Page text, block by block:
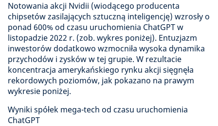
Notowania akcji Nvidii (wiodącego producenta
chipsetów zasilających sztuczną inteligencję) wzrosły o
ponad 600% od czasu uruchomienia ChatGPT w
listopadzie 2022 r. (zob. wykres poniżej). Entuzjazm
inwestorów dodatkowo wzmocniła wysoka dynamika
przychodów i zysków w tej grupie. W rezultacie
koncentracja amerykańskiego rynku akcji sięgnęła
rekordowych poziomów, jak pokazano na prawym
wykresie poniżej.
Wyniki spółek mega-tech od czasu uruchomienia
ChatGPT